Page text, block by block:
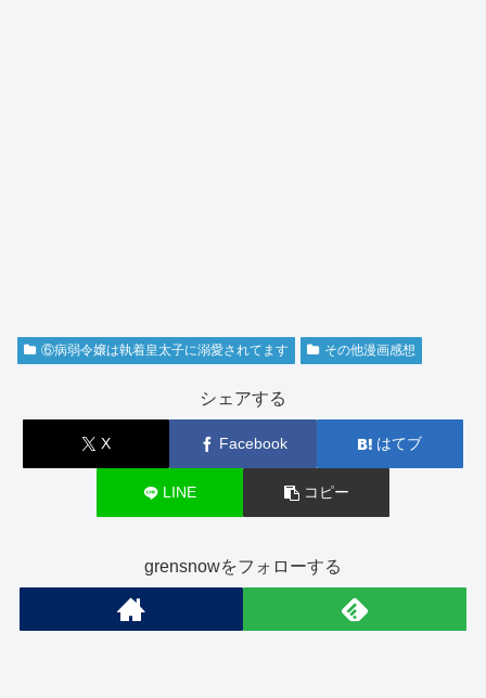
⑥病弱令嬢は執着皇太子に溺愛されてます その他漫画感想
シェアする
X Facebook はてブ
LINE コピー
grensnowをフォローする